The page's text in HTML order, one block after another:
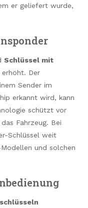
er geliefert wurde,
Schlüssel mit
Der
Sender im
erkannt wird, kann
schützt vor
Fahrzeug. Bei
Schlüssel weit
und solchen